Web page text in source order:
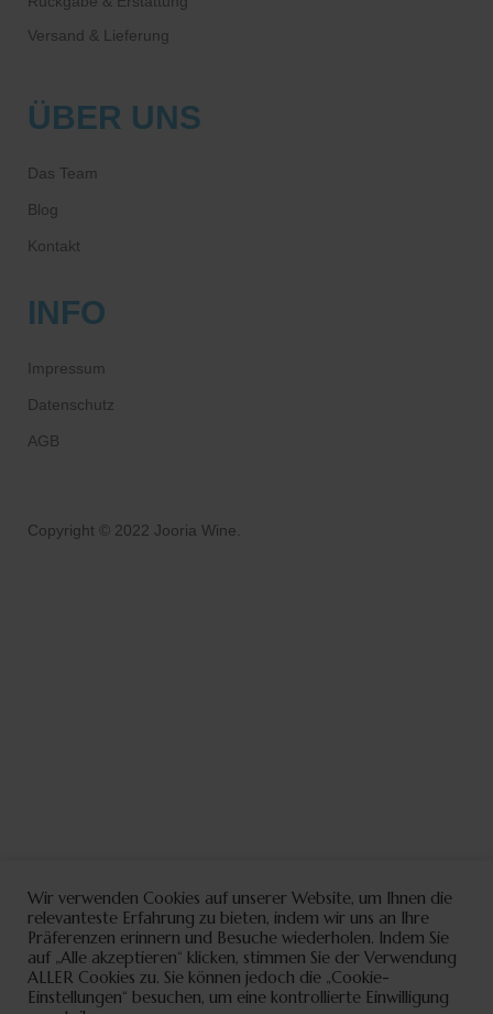
Versand & Lieferung
ÜBER UNS
Das Team
Blog
Kontakt
INFO
Impressum
Datenschutz
AGB
Copyright © 2022 Jooria Wine.
Wir verwenden Cookies auf unserer Website, um Ihnen die
relevanteste Erfahrung zu bieten, indem wir uns an Ihre
Präferenzen erinnern und Besuche wiederholen. Indem Sie
auf „Alle akzeptieren“ klicken, stimmen Sie der Verwendung
ALLER Cookies zu. Sie können jedoch die „Cookie-
Einstellungen“ besuchen, um eine kontrollierte Einwilligung